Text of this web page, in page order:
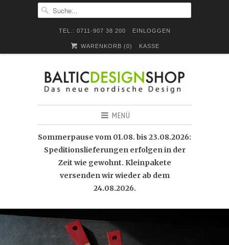
TEL.: 0711-907 38 200 EINLOGGEN
WARENKORB (0) KASSE
MENÜ
Sommerpause vom 01.08. bis 23.08.2026:
Speditionslieferungen erfolgen in der
Zeit wie gewohnt. Kleinpakete
versenden wir wieder ab dem
24.08.2026.